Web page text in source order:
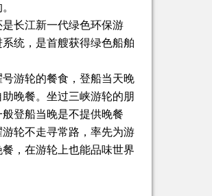
长江新一代绿色环保游
统，是首艘获得绿色船舶
游轮的餐食，登船当天晚
助晚餐。坐过三峡游轮的朋
登船当晚是不提供晚餐
轮不走寻常路，率先为游
，在游轮上也能品味世界